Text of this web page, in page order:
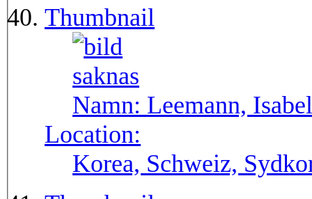
Thumbnail
Namn: Leemann,
Location:
Korea, Schweiz,